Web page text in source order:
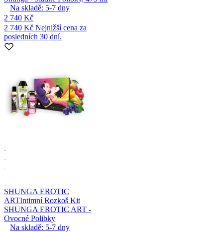
Na skladě: 5-7 dny
2 740 Kč
2 740 Kč Nejnižší cena za
posledních 30 dní.
SHUNGA EROTIC
ARTIntimní Rozkoš Kit
SHUNGA EROTIC ART -
Ovocné Polibky
Na skladě: 5-7 dny